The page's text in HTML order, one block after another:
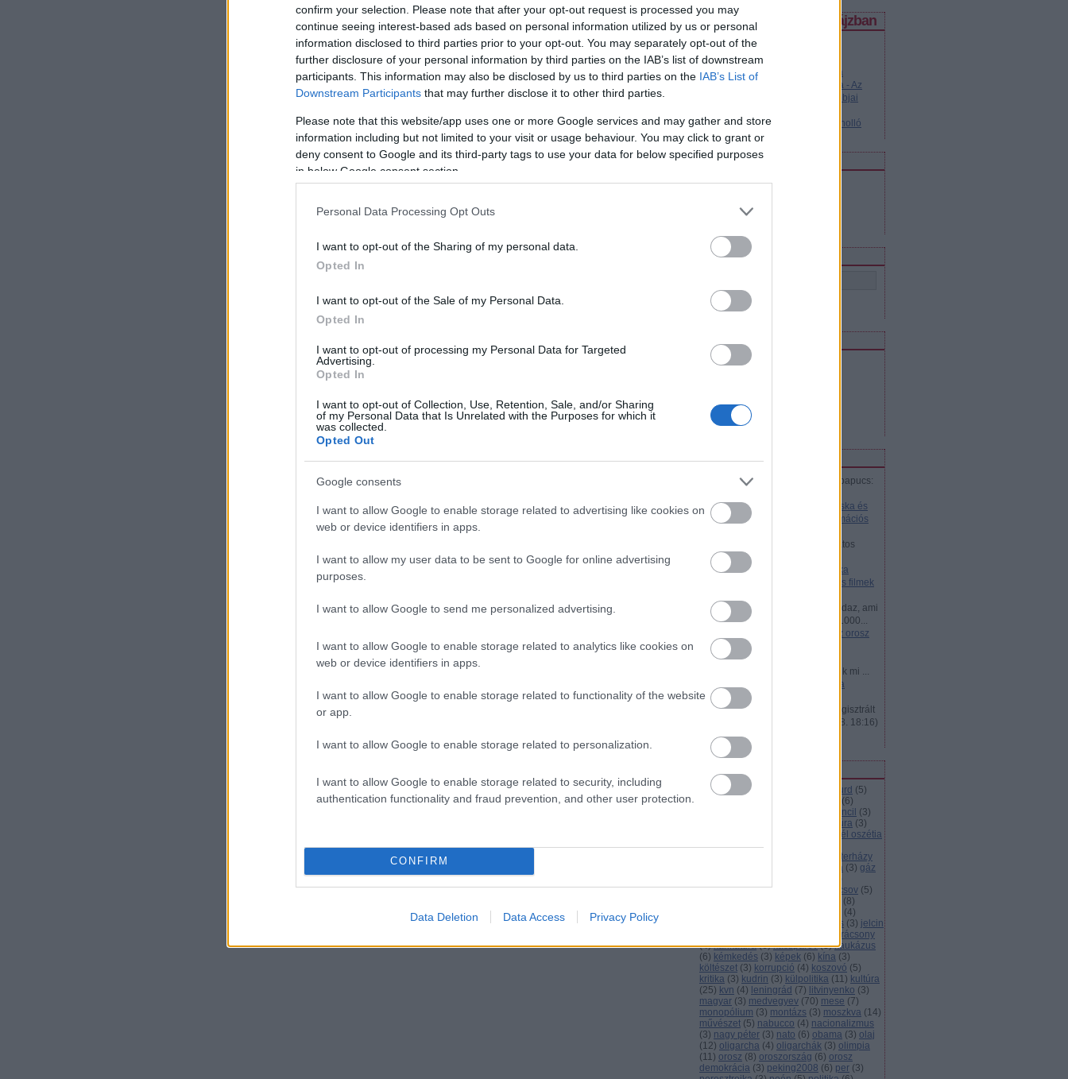
confirm your selection. Please note that after your opt-out request is processed you may
continue seeing interest-based ads based on personal information utilized by us or personal
information disclosed to third parties prior to your opt-out. You may separately opt-out of the
further disclosure of your personal information by third parties on the IAB’s list of downstream
participants. This information may also be disclosed by us to third parties on the IAB’s List of
Downstream Participants that may further disclose it to other third parties.
Please note that this website/app uses one or more Google services and may gather and store
information including but not limited to your visit or usage behaviour. You may click to grant or
deny consent to Google and its third-party tags to use your data for below specified purposes
in below Google consent section.
Personal Data Processing Opt Outs
I want to opt-out of the Sharing of my personal data.
Opted In
I want to opt-out of the Sale of my Personal Data.
Opted In
I want to opt-out of processing my Personal Data for Targeted
Advertising.
Opted In
I want to opt-out of Collection, Use, Retention, Sale, and/or Sharing
of my Personal Data that Is Unrelated with the Purposes for which it
was collected.
Opted Out
Google consents
I want to allow Google to enable storage related to advertising like cookies on
web or device identifiers in apps.
I want to allow my user data to be sent to Google for online advertising
purposes.
I want to allow Google to send me personalized advertising.
I want to allow Google to enable storage related to analytics like cookies on
web or device identifiers in apps.
I want to allow Google to enable storage related to functionality of the website
or app.
I want to allow Google to enable storage related to personalization.
I want to allow Google to enable storage related to security, including
authentication functionality and fraud prevention, and other user protection.
CONFIRM
Data Deletion Data Access Privacy Policy
A legjobb posztok a spájzban
Kvász-kiskáté kezdőknek és
haladóknak
Legendás dallamok - Katyusa
Cseburáska és Krokodil Géna - Az
orosz animációs filmek legjobbjai
Legendás dallamok - Fekete holló
Kedvenc blogjaink
Szláv virtus
Közel-Kelet Blog
Keresés
Feedek
RSS 2.0
Friss topikok
marlechka:
@pipacsaripacspapucs:
(2018.01.26. 14:51
Cseburáska és
Krokodil Géna - Az orosz animációs
Nemtudomka csodálatos
kalandjai volt életem első...
(2016.12.24. 03:21
Nyeznajka
kalandjai - az orosz animációs filmek
Zsolt Dubovánszky:
Ime mindaz, ami
kell az orosz vizumhoz www.1000...
Mi kell az orosz
vízumhoz?
dohog:Az ukran látnok
Hruscsov,megmondta: leszünk mi ...
50 éves a
Hruscsov-anekdota
DXN:VKontakte 200 millió regisztrált
2013.05.18. 18:16)
Hogyan keresi az orosz?
abházia ) abramovics abszurd (5)
(6)
british council (3)
cenzúra (3)
dél oszétia
(8) demokrácia
esterházy
gabona (3) gáz
gázvezeték (8) gázvita gorbacsov (5)
(8)
(4)
janukovics (3) jelcin
karácsony
(4) karikatúra (6) kaszparov (3) kaukázus
(6) kémkedés (3) képek (6) kína (3)
költészet (3) korrupció (4) koszovó (5)
kritika (3) kudrin (3) külpolitika (11) kultúra
(25) kvn (4) leningrád (7) litvinyenko (3)
magyar (3) medvegyev (70) mese (7)
monopólium (3) montázs (3) moszkva (14)
művészet (5) nabucco (4) nacionalizmus
(3) nagy péter (3) nato (6) obama (3) olaj
(12) oligarcha (4) oligarchák (3) olimpia
(11) orosz (8) oroszország (6) orosz
demokrácia (3) peking2008 (6) per (3)